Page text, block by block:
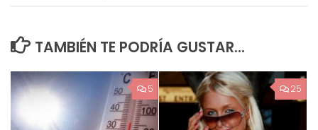
TAMBIÉN TE PODRÍA GUSTAR...
5 25